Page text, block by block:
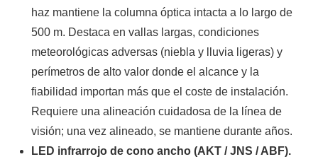
haz mantiene la columna óptica intacta a lo largo de
500 m. Destaca en vallas largas, condiciones
meteorológicas adversas (niebla y lluvia ligeras) y
perímetros de alto valor donde el alcance y la
fiabilidad importan más que el coste de instalación.
Requiere una alineación cuidadosa de la línea de
visión; una vez alineado, se mantiene durante años.
LED infrarrojo de cono ancho (AKT / JNS / ABF).